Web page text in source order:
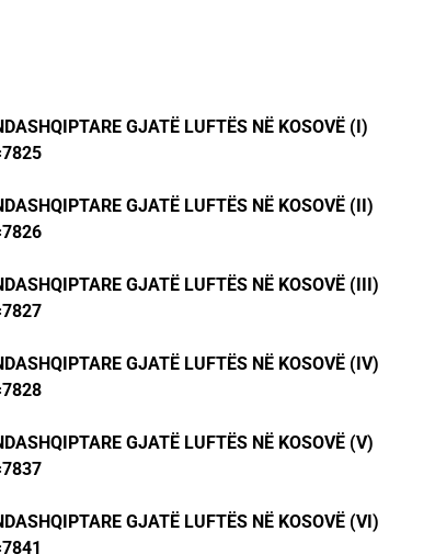
GJATË LUFTËS NË KOSOVË (I)
GJATË LUFTËS NË KOSOVË (II)
GJATË LUFTËS NË KOSOVË (III)
GJATË LUFTËS NË KOSOVË (IV)
GJATË LUFTËS NË KOSOVË (V)
GJATË LUFTËS NË KOSOVË (VI)